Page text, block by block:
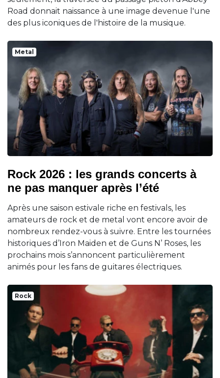
Road donnait naissance à une image devenue l'une
des plus iconiques de l'histoire de la musique.
Metal
Rock 2026 : les grands concerts à
ne pas manquer après l’été
Après une saison estivale riche en festivals, les
amateurs de rock et de metal vont encore avoir de
nombreux rendez-vous à suivre. Entre les tournées
historiques d’Iron Maiden et de Guns N’ Roses, les
prochains mois s’annoncent particulièrement
animés pour les fans de guitares électriques.
Rock